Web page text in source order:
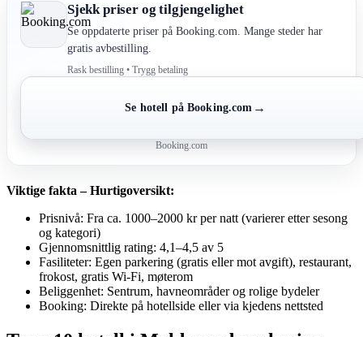
Sjekk priser og tilgjengelighet
Se oppdaterte priser på Booking.com. Mange steder har
gratis avbestilling.
Rask bestilling • Trygg betaling
Se hotell på Booking.com →
Booking.com
Viktige fakta – Hurtigoversikt:
Prisnivå: Fra ca. 1000–2000 kr per natt (varierer etter sesong
og kategori)
Gjennomsnittlig rating: 4,1–4,5 av 5
Fasiliteter: Egen parkering (gratis eller mot avgift), restaurant,
frokost, gratis Wi-Fi, møterom
Beliggenhet: Sentrum, havneområder og rolige bydeler
Booking: Direkte på hotellside eller via kjedens nettsted